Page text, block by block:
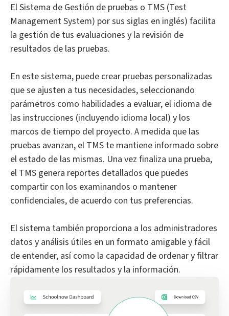
El Sistema de Gestión de pruebas o TMS (Test
Management System) por sus siglas en inglés) facilita
la gestión de tus evaluaciones y la revisión de
resultados de las pruebas.
En este sistema, puede crear pruebas personalizadas
que se ajusten a tus necesidades, seleccionando
parámetros como habilidades a evaluar, el idioma de
las instrucciones (incluyendo idioma local) y los
marcos de tiempo del proyecto. A medida que las
pruebas avanzan, el TMS te mantiene informado sobre
el estado de las mismas. Una vez finaliza una prueba,
el TMS genera reportes detallados que puedes
compartir con los examinandos o mantener
confidenciales, de acuerdo con tus preferencias.
El sistema también proporciona a los administradores
datos y análisis útiles en un formato amigable y fácil
de entender, así como la capacidad de ordenar y filtrar
rápidamente los resultados y la información.